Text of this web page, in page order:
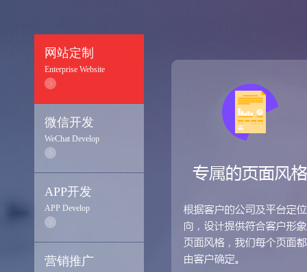
网站定制
Enterprise Website
微信开发
WeChat Develop
APP开发
APP Develop
营销推广